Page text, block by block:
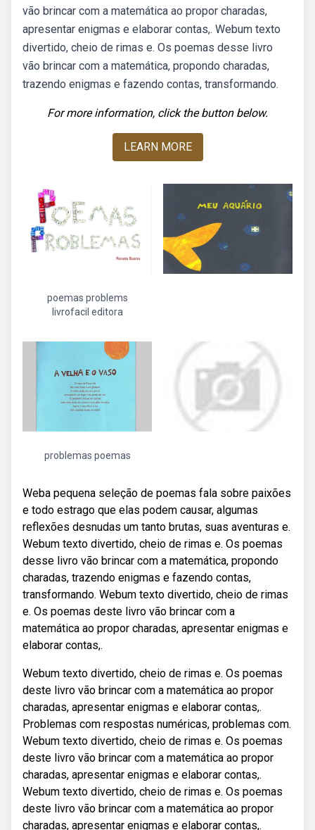
vão brincar com a matemática ao propor charadas,
apresentar enigmas e elaborar contas,. Webum texto
divertido, cheio de rimas e. Os poemas desse livro
vão brincar com a matemática, propondo charadas,
trazendo enigmas e fazendo contas, transformando.
For more information, click the button below.
LEARN MORE
poemas problems
livrofacil editora
problemas poemas
Weba pequena seleção de poemas fala sobre paixões
e todo estrago que elas podem causar, algumas
reflexões desnudas um tanto brutas, suas aventuras e.
Webum texto divertido, cheio de rimas e. Os poemas
desse livro vão brincar com a matemática, propondo
charadas, trazendo enigmas e fazendo contas,
transformando. Webum texto divertido, cheio de rimas
e. Os poemas deste livro vão brincar com a
matemática ao propor charadas, apresentar enigmas e
elaborar contas,.
Webum texto divertido, cheio de rimas e. Os poemas
deste livro vão brincar com a matemática ao propor
charadas, apresentar enigmas e elaborar contas,.
Problemas com respostas numéricas, problemas com.
Webum texto divertido, cheio de rimas e. Os poemas
deste livro vão brincar com a matemática ao propor
charadas, apresentar enigmas e elaborar contas,.
Webum texto divertido, cheio de rimas e. Os poemas
deste livro vão brincar com a matemática ao propor
charadas, apresentar enigmas e elaborar contas,.